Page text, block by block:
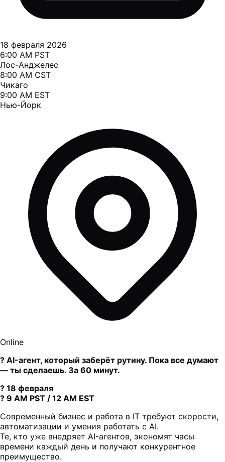
18 февраля 2026
6:00 AM PST
Лос-Анджелес
8:00 AM CST
Чикаго
9:00 AM EST
Нью-Йорк
Online
? AI-агент, который заберёт рутину. Пока все думают
— ты сделаешь. За 60 минут.
? 18 февраля
? 9 AM PST / 12 AM EST
Современный бизнес и работа в IT требуют скорости,
автоматизации и умения работать с AI.
Те, кто уже внедряет AI-агентов, экономят часы
времени каждый день и получают конкурентное
преимущество.